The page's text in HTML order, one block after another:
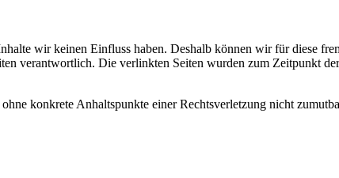
wir keinen Einfluss haben. Deshalb können wir für diese
verantwortlich. Die verlinkten Seiten wurden zum Zeitpunkt
konkrete Anhaltspunkte einer Rechtsverletzung nicht